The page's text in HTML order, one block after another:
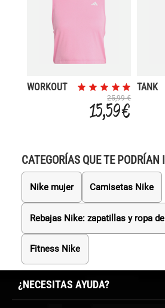
WORKOUT
25,99 €
15,59 €
TANK
CATEGORÍAS QUE TE PODRÍAN
Nike mujer Camisetas Nike
Rebajas Nike: zapatillas y ropa
Fitness Nike
¿NECESITAS AYUDA?